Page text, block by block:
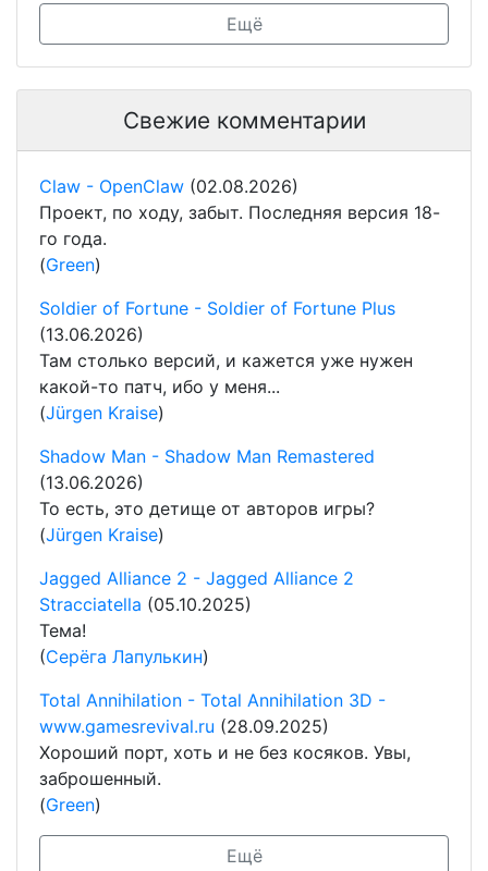
Ещё
Свежие комментарии
Claw - OpenClaw (02.08.2026)
Проект, по ходу, забыт. Последняя версия 18-
го года.
(Green)
Soldier of Fortune - Soldier of Fortune Plus
(13.06.2026)
Там столько версий, и кажется уже нужен
какой-то патч, ибо у меня...
(Jürgen Kraise)
Shadow Man - Shadow Man Remastered
(13.06.2026)
То есть, это детище от авторов игры?
(Jürgen Kraise)
Jagged Alliance 2 - Jagged Alliance 2
Stracciatella (05.10.2025)
Тема!
(Серёга Лапулькин)
Total Annihilation - Total Annihilation 3D -
www.gamesrevival.ru (28.09.2025)
Хороший порт, хоть и не без косяков. Увы,
заброшенный.
(Green)
Ещё